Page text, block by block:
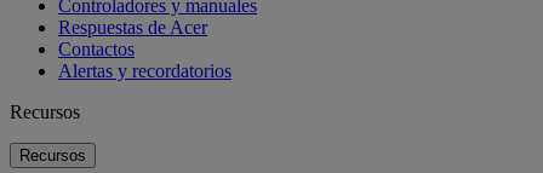
Controladores y manuales
Respuestas de Acer
Contactos
Alertas y recordatorios
Recursos
Recursos